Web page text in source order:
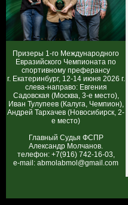
Призеры 1-го Международного
Евразийского Чемпионата по
спортивному преферансу
г. Екатеринбург, 12-14 июня 2026 г.
слева-направо: Евгения
Садовская (Москва, 3-е место),
Иван Тулупеев (Калуга, Чемпион),
Андрей Тархачев (Новосибирск, 2-
е место)
Главный Судья ФСПР
Александр Молчанов.
телефон: +7(916) 742-16-03,
e-mail: abmolabmol@gmail.com